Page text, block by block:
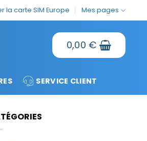
la carte SIM Europe Mes pages
0,00 €
SERVICE CLIENT